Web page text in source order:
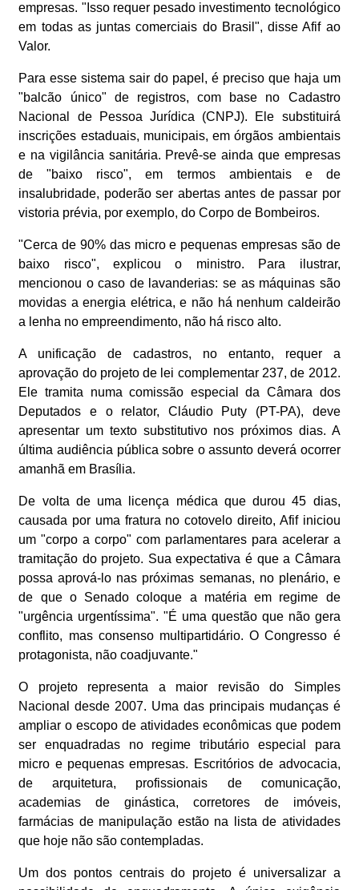
empresas. "Isso requer pesado investimento tecnológico
em todas as juntas comerciais do Brasil", disse Afif ao
Valor.
Para esse sistema sair do papel, é preciso que haja um
"balcão único" de registros, com base no Cadastro
Nacional de Pessoa Jurídica (CNPJ). Ele substituirá
inscrições estaduais, municipais, em órgãos ambientais
e na vigilância sanitária. Prevê-se ainda que empresas
de "baixo risco", em termos ambientais e de
insalubridade, poderão ser abertas antes de passar por
vistoria prévia, por exemplo, do Corpo de Bombeiros.
"Cerca de 90% das micro e pequenas empresas são de
baixo risco", explicou o ministro. Para ilustrar,
mencionou o caso de lavanderias: se as máquinas são
movidas a energia elétrica, e não há nenhum caldeirão
a lenha no empreendimento, não há risco alto.
A unificação de cadastros, no entanto, requer a
aprovação do projeto de lei complementar 237, de 2012.
Ele tramita numa comissão especial da Câmara dos
Deputados e o relator, Cláudio Puty (PT-PA), deve
apresentar um texto substitutivo nos próximos dias. A
última audiência pública sobre o assunto deverá ocorrer
amanhã em Brasília.
De volta de uma licença médica que durou 45 dias,
causada por uma fratura no cotovelo direito, Afif iniciou
um "corpo a corpo" com parlamentares para acelerar a
tramitação do projeto. Sua expectativa é que a Câmara
possa aprová-lo nas próximas semanas, no plenário, e
de que o Senado coloque a matéria em regime de
"urgência urgentíssima". "É uma questão que não gera
conflito, mas consenso multipartidário. O Congresso é
protagonista, não coadjuvante."
O projeto representa a maior revisão do Simples
Nacional desde 2007. Uma das principais mudanças é
ampliar o escopo de atividades econômicas que podem
ser enquadradas no regime tributário especial para
micro e pequenas empresas. Escritórios de advocacia,
de arquitetura, profissionais de comunicação,
academias de ginástica, corretores de imóveis,
farmácias de manipulação estão na lista de atividades
que hoje não são contempladas.
Um dos pontos centrais do projeto é universalizar a